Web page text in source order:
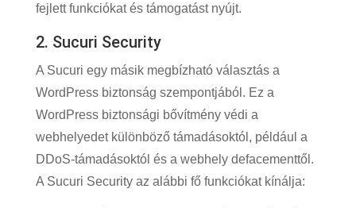
fejlett funkciókat és támogatást nyújt.
2. Sucuri Security
A Sucuri egy másik megbízható választás a
WordPress biztonság szempontjából. Ez a
WordPress biztonsági bővítmény védi a
webhelyedet különböző támadásoktól, például a
DDoS-támadásoktól és a webhely defacementtől.
A Sucuri Security az alábbi fő funkciókat kínálja: